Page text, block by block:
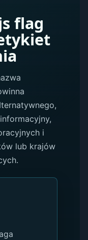
flag
i
lub krajów